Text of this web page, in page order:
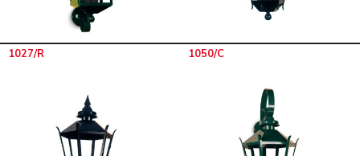
1027/R 1050/C